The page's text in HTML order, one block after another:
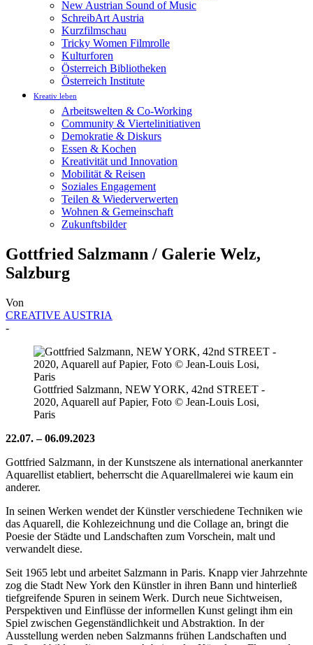
New Austrian Sound of Music
SchreibArt Austria
Kurzfilmschau
Tricky Women Filmrolle
Kulturforen
Österreich Bibliotheken
Österreich Institute
Kreativ leben
Arbeitswelten & Co-Working
Community & Viertelinitiativen
Demokratie & Diskurs
Essen & Kochen
Kreativität und Innovation
Mobilität & Reisen
Soziales Engagement
Teilen & Wiederverwerten
Wohnen & Gemeinschaft
Zukunftsbilder
Gottfried Salzmann / Galerie Welz,
Salzburg
Von
CREATIVE AUSTRIA
-
Gottfried Salzmann, NEW YORK, 42nd STREET -
2020, Aquarell auf Papier, Foto © Jean-Louis Losi,
Paris
22.07. – 06.09.2023
Gottfried Salzmann, in der Kunstszene als international anerkannter
Aquarellist etabliert, beherrscht die Aquarellmalerei wie kaum ein
anderer.
In seinen Werken wendet der Künstler verschiedene Techniken wie
das Aquarell, die Kohlezeichnung und die Collage an, bringt die
Poesie der Städte und Landschaften zum Vorschein, malt und
verwandelt diese.
Seit 1965 lebt und arbeitet Salzmann in Paris. Knapp vier Jahrzehnte
zog die Stadt New York den Künstler in ihren Bann und hinterließ
tiefgreifende Spuren in seinem Werk. Durch neue Sichtweisen,
Perspektiven und Einflüsse der informellen Kunst gelingt ihm ein
Spiel zwischen Gegenständlichkeit und Abstraktion. In der
Ausstellung werden neben Salzmanns frühen Landschaften und